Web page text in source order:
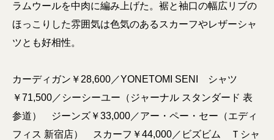
ラムウールを中肉に編み上げた。裾と袖口の幅広リブの
ほっこりした雰囲気は色気のあるスカーフやレザーシャ
ツとも好相性。
カーディガン￥28,600／YONETOMI SENI シャツ
￥71,500／シーシーユー（ジャーナル スタンダード 表
参道） ジーンズ￥33,000／アー・ペー・セー（エディ
フィス 新宿店） スカーフ￥44,000／ビズビム Ｔシャ